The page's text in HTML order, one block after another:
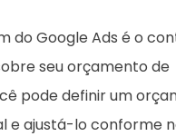
do Google Ads é o
seu orçamento de
pode definir um
e ajustá-lo conforme